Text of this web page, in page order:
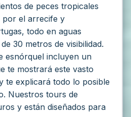
de peces tropicales
por el arrecife y
todo en aguas
30 metros de visibilidad.
esnórquel incluyen un
te mostrará este vasto
te explicará todo lo posible
Nuestros tours de
y están diseñados para